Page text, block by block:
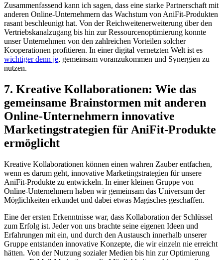
Zusammenfassend kann ich sagen, dass eine ‍starke ‌Partnerschaft mit
anderen Online-Unternehmern das ‍Wachstum von AniFit-Produkten⁢
rasant beschleunigt hat. Von der Reichweitenerweiterung über den
Vertriebskanalzugang bis hin zur Ressourcenoptimierung konnte
unser Unternehmen von den zahlreichen Vorteilen solcher
Kooperationen profitieren. In einer digital ‍vernetzten Welt ist‍ es
wichtiger denn je, gemeinsam voranzukommen und Synergien‌ zu
nutzen.
7. Kreative Kollaborationen: Wie das
gemeinsame ⁤Brainstormen mit anderen
Online-Unternehmern innovative​
Marketingstrategien für AniFit-Produkte
ermöglicht
Kreative ​Kollaborationen können einen wahren Zauber entfachen,
wenn es darum geht, innovative Marketingstrategien für unsere
AniFit-Produkte​ zu entwickeln. In einer kleinen Gruppe⁣ von
Online-Unternehmern haben ​wir gemeinsam das Universum der
Möglichkeiten erkundet und dabei etwas Magisches ⁣geschaffen.
Eine der ersten Erkenntnisse war, dass Kollaboration der Schlüssel
zum Erfolg ist. Jeder ​von ⁣uns brachte seine eigenen Ideen ⁣und
Erfahrungen mit⁤ ein, und ⁣durch den Austausch⁣ innerhalb unserer
Gruppe‍ entstanden‌ innovative Konzepte, die wir einzeln nie erreicht
hätten. Von ‍der Nutzung sozialer Medien bis hin zur Optimierung